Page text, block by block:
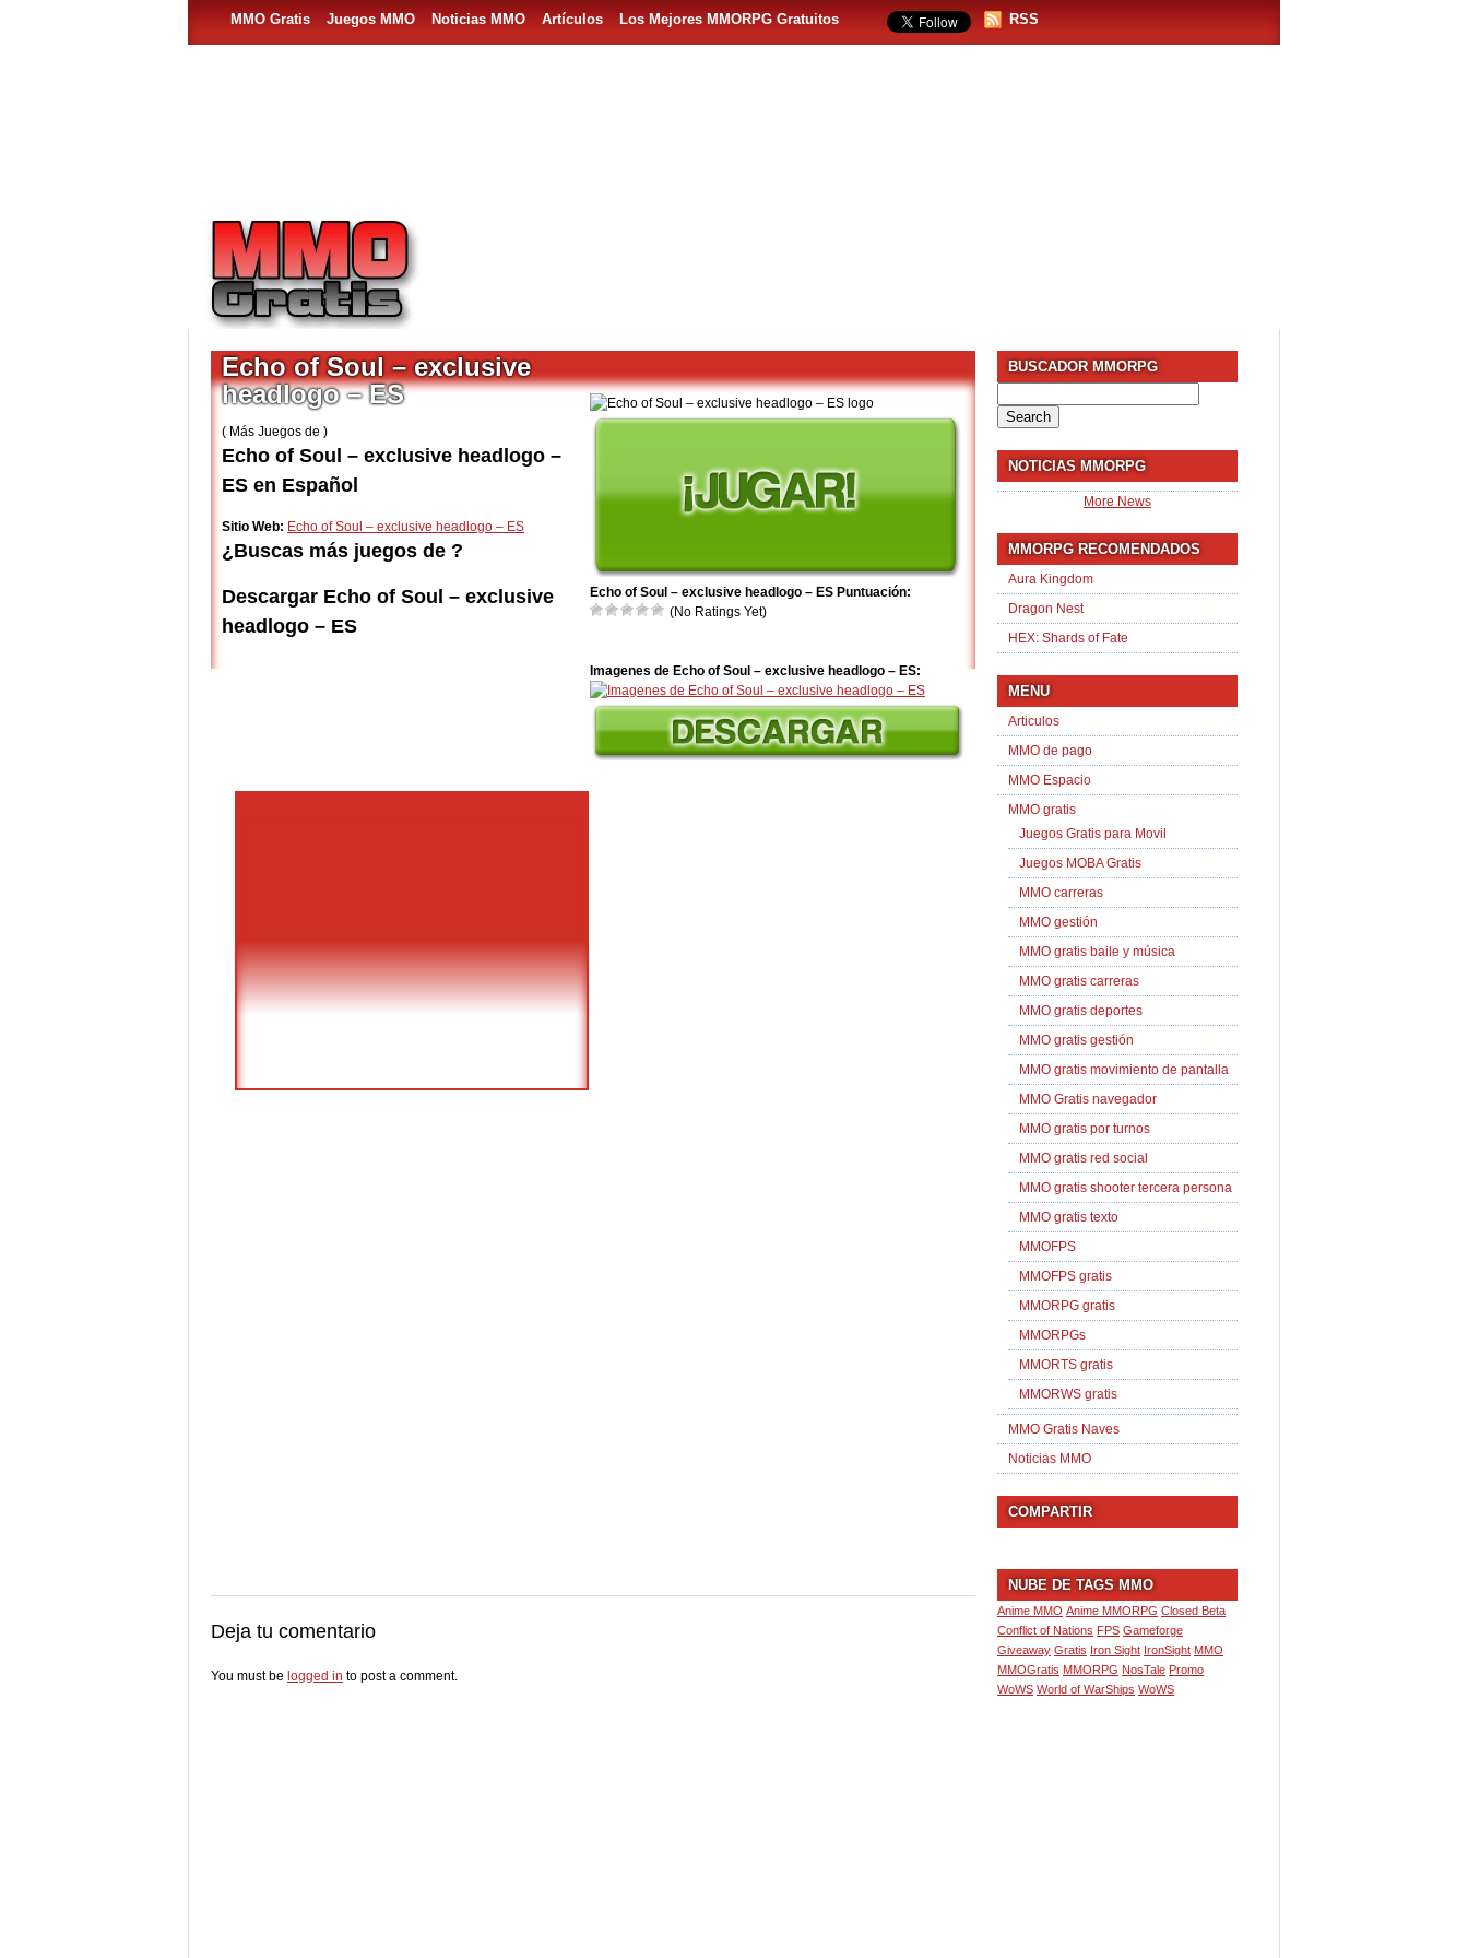
MMO Gratis Juegos MMO Noticias MMO Artículos Los Mejores MMORPG Gratuitos RSS
Echo of Soul – exclusive headlogo – ES Puntuación:
(No Ratings Yet)
Imagenes de Echo of Soul – exclusive headlogo – ES:
Echo of Soul – exclusive
headlogo – ES
( Más Juegos de )
Echo of Soul – exclusive headlogo –
ES en Español
Sitio Web: Echo of Soul – exclusive headlogo – ES
¿Buscas más juegos de ?
Descargar Echo of Soul – exclusive
headlogo – ES
Deja tu comentario
You must be logged in to post a comment.
BUSCADOR MMORPG
for:
NOTICIAS MMORPG
More News
MMORPG RECOMENDADOS
Aura Kingdom
Dragon Nest
HEX: Shards of Fate
MENU
Articulos
MMO de pago
MMO Espacio
MMO gratis
Juegos Gratis para Movil
Juegos MOBA Gratis
MMO carreras
MMO gestión
MMO gratis baile y música
MMO gratis carreras
MMO gratis deportes
MMO gratis gestión
MMO gratis movimiento de pantalla
MMO Gratis navegador
MMO gratis por turnos
MMO gratis red social
MMO gratis shooter tercera persona
MMO gratis texto
MMOFPS
MMOFPS gratis
MMORPG gratis
MMORPGs
MMORTS gratis
MMORWS gratis
MMO Gratis Naves
Noticias MMO
COMPARTIR
NUBE DE TAGS MMO
Anime MMO Anime MMORPG Closed Beta
Conflict of Nations FPS Gameforge
Giveaway Gratis Iron Sight IronSight MMO
MMOGratis MMORPG NosTale Promo
WoWS World of WarShips WoWS